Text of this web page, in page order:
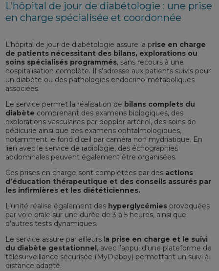
L’hôpital de jour de diabétologie : une prise
en charge spécialisée et coordonnée
L’hôpital de jour de diabétologie assure la prise en charge
de patients nécessitant des bilans, explorations ou
soins spécialisés programmés, sans recours à une
hospitalisation complète. Il s’adresse aux patients suivis pour
un diabète ou des pathologies endocrino-métaboliques
associées.
Le service permet la réalisation de bilans complets du
diabète comprenant des examens biologiques, des
explorations vasculaires par doppler artériel, des soins de
pédicurie ainsi que des examens ophtalmologiques,
notamment le fond d’œil par caméra non mydriatique. En
lien avec le service de radiologie, des échographies
abdominales peuvent également être organisées.
Ces prises en charge sont complétées par des actions
d’éducation thérapeutique et des conseils assurés par
les infirmières et les diététiciennes.
L’unité réalise également des hyperglycémies provoquées
par voie orale sur une durée de 3 à 5 heures, ainsi que
d’autres tests dynamiques.
Le service assure par ailleurs l a prise en charge et le suivi
du diabète gestationnel , avec l’appui d’une plateforme de
télésurveillance sécurisée (MyDiabby) permettant un suivi à
distance adapté.